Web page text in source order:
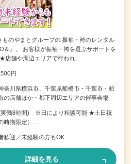
ものやまとグループの 振袖・袴のレンタル
＆』。 お客様が振袖・袴を選ぶサポートを
店舗や周辺エリアで行われ…
円
奈川県横浜市、千葉県船橋市・千葉市・柏
の店舗ほか・都下周辺エリアの催事会場
実働8時間) ※日により相談可能 ★土日祝
時期限定）…
歓迎／未経験の方もOK
詳細を見る